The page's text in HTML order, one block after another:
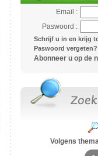
Email :
Paswoord :
Schrijf u in en krijg
Paswoord
Abonneer u op de
Volgens